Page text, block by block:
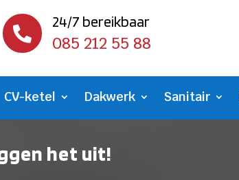

24/7 bereikbaar
085 212 55 88
CV-ketel Dakwerk Sanitair
het uit!